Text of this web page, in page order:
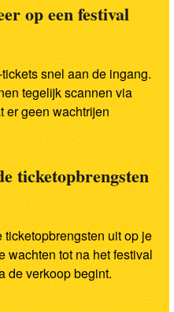
op een festival
snel aan de ingang.
tegelijk scannen via
er geen wachtrijen
ticketopbrengsten
uit op je
wachten tot na het festival
de verkoop begint.